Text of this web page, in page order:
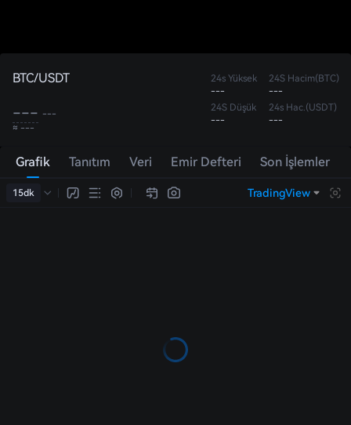
BTC/USDT
--- ---
≈ ---
24s Yüksek
---
24S Düşük
---
24S Hacim(BTC)
---
24s Hac.(USDT)
---
Grafik Tanıtım Veri Emir Defteri Son İşlemler
15dk TradingView